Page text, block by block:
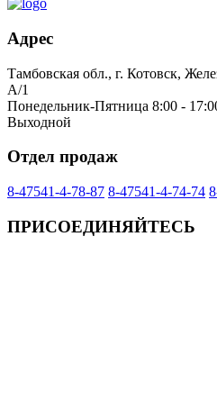
Адрес
Тамбовская обл., г. Котовск,
А/1
Понедельник-Пятница 8:00 -
Выходной
Отдел продаж
8-47541-4-78-87 8-47541-4-74-74
ПРИСОЕДИНЯЙТЕСЬ